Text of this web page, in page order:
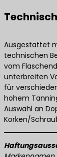
Ausgestattet
technischen
vom
unterbreiten
für
hohem
Auswahl an
Korken/